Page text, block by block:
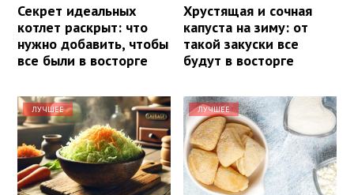
Секрет идеальных
котлет раскрыт: что
нужно добавить, чтобы
все были в восторге
Хрустящая и сочная
капуста на зиму: от
такой закуски все
будут в восторге
ЛУЧШЕЕ ЛУЧШЕЕ